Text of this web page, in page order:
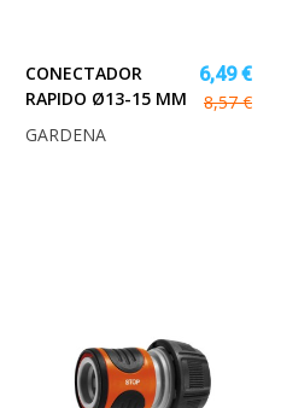
CONECTADOR
RAPIDO Ø13-15 MM
6,49 €
8,57 €
GARDENA